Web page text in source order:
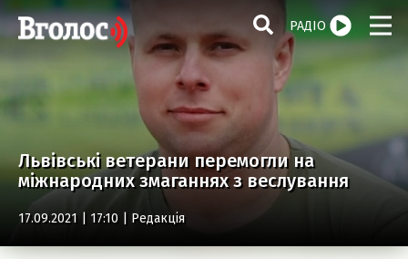
РАДІО
Львівські ветерани перемогли на
міжнародних змаганнях з веслування
17.09.2021 | 17:10 | Редакція